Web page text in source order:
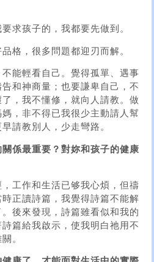
求孩子的，我都要先做到。
格，很多問題都迎刃而解。
能輕看自己。覺得孤單、遇事
和神商量；也要謙卑自己，不
，我不懂修，就向人請教。做
，非不得已我很少主動請人幫
請教別人，少走彎路。
係最重要？對妳和孩子的健康
工作和生活已够我心煩，但禱
正讀詩篇，我覺得詩篇不能解
後來發現，詩篇雖看似和我的
篇給我啟示，使我明白祂用不
。